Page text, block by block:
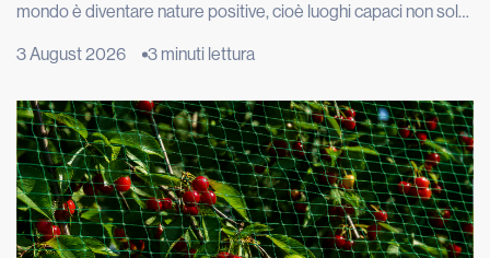
mondo è diventare nature positive, cioè luoghi capaci non solo
biodiversità. Londra vuole ripristinare 40 chilometri di fiumi e
urbana coperta da alberi e […]
3 August 2026 3 minuti lettura